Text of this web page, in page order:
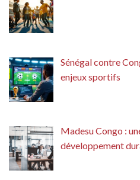
Sénégal contre
enjeux sportifs
Madesu Congo :
développement